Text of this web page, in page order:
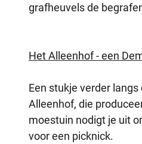
grafheuvels de
Het Alleenhof - een
Een stukje verder
Alleenhof, die
moestuin nodigt je uit
voor een picknick.